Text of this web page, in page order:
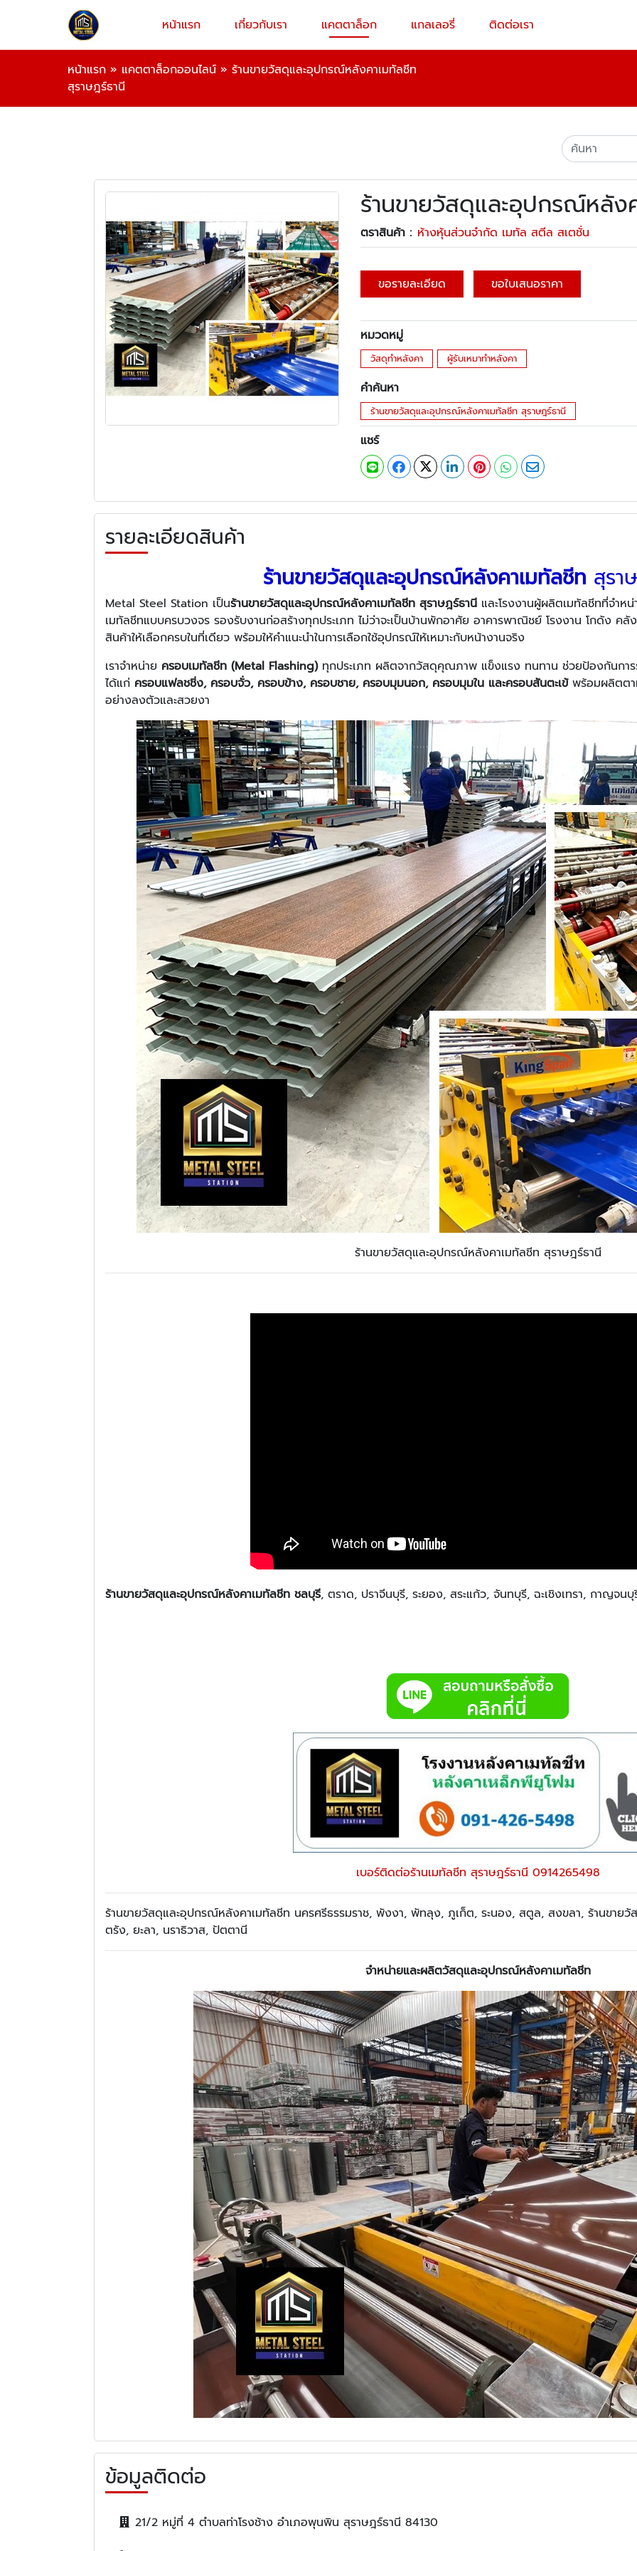
หน้าแรก เกี่ยวกับเรา แคตตาล็อก แกลเลอรี่ ติดต่อเรา
หน้าแรก » แคตตาล็อกออนไลน์ » ร้านขายวัสดุและอุปกรณ์หลังคาเมทัลชีท
สุราษฎร์ธานี
ร้านขายวัสดุและอุปกรณ์หลัง
ตราสินค้า : ห้างหุ้นส่วนจำกัด เมทัล สตีล สเตชั่น
ขอรายละเอียด ขอใบเสนอราคา
หมวดหมู่
วัสดุทำหลังคา ผู้รับเหมาทำหลังคา
คำค้นหา
ร้านขายวัสดุและอุปกรณ์หลังคาเมทัลชีท สุราษฎร์ธานี
แชร์
รายละเอียดสินค้า
ร้านขายวัสดุและอุปกรณ์หลังคาเมทัลชีท สุรา
Metal Steel Station เป็นร้านขายวัสดุและอุปกรณ์หลังคาเมทัลชีท สุราษฎร์ธานี และโรงงานผู้ผลิตเมทัลชีทที่จำ
เมทัลชีทแบบครบวงจร รองรับงานก่อสร้างทุกประเภท ไม่ว่าจะเป็นบ้านพักอาศัย อาคารพาณิชย์ โรงงาน โกดัง คลั
สินค้าให้เลือกครบในที่เดียว พร้อมให้คำแนะนำในการเลือกใช้อุปกรณ์ให้เหมาะกับหน้างานจริง
เราจำหน่าย ครอบเมทัลชีท (Metal Flashing)ทุกประเภท ผลิตจากวัสดุคุณภาพ แข็งแรง ทนทาน ช่วยป้องกันการ
ได้แก่ ครอบแฟลชชิ่ง, ครอบจั่ว, ครอบข้าง, ครอบชาย, ครอบมุมนอก, ครอบมุมใน และครอบสันตะเข้พร้อมผลิตตา
อย่างลงตัวและสวยงา
ร้านขายวัสดุและอุปกรณ์หลังคาเมทัลชีท สุราษฎร์ธานี
ร้านขายวัสดุและอุปกรณ์หลังคาเมทัลชีท ชลบุรี, ตราด, ปราจีนบุรี, ระยอง, สระแก้ว, จันทบุรี, ฉะเชิงเทรา, กาญจน
เบอร์ติดต่อร้านเมทัลชีท สุราษฎร์ธานี 0914265498
ร้านขายวัสดุและอุปกรณ์หลังคาเมทัลชีท นครศรีธรรมราช, พังงา, พัทลุง, ภูเก็ต, ระนอง, สตูล, สงขลา, ร้านขาย
ตรัง, ยะลา, นราธิวาส, ปัตตานี
จำหน่ายและผลิตวัสดุและอุปกรณ์หลังคาเมทัลชีท
ข้อมูลติดต่อ
21/2 หมู่ที่ 4 ตำบลท่าโรงช้าง อำเภอพุนพิน สุราษฎร์ธานี 84130